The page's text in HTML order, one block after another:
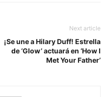
Next article
¡Se une a Hilary Duff! Estrella
de ‘Glow’ actuará en ‘How I
Met Your Father’